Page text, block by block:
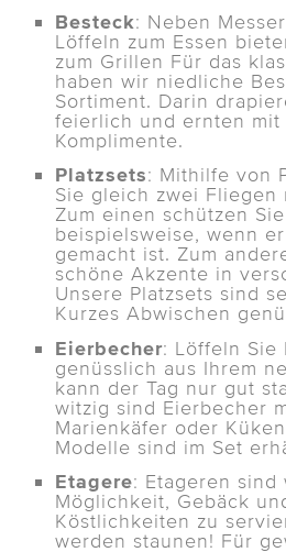
Besteck: Neben
Löffeln zum Essen
zum Grillen Für das
haben wir niedliche
Sortiment. Darin
feierlich und ernten
Komplimente.
Platzsets: Mithilfe von
Sie gleich zwei Fliegen
Zum einen schützen
beispielsweise, wenn
gemacht ist. Zum
schöne Akzente in
Unsere Platzsets sind
Kurzes Abwischen
Eierbecher: Löffeln Sie
genüsslich aus Ihrem
kann der Tag nur gut
witzig sind Eierbecher
Marienkäfer oder
Modelle sind im Set
Etagere: Etageren
Möglichkeit, Gebäck
Köstlichkeiten zu
werden staunen! Für